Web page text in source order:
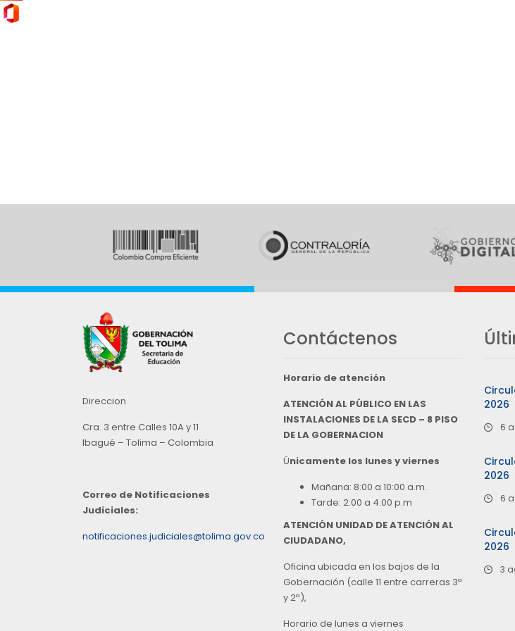
Direccion
Cra. 3 entre Calles 10A y 11
Ibagué – Tolima – Colombia
Correo de Notificaciones
Judiciales:
notificaciones.judiciales@tolima.gov.co
Contáctenos
Horario de atención
ATENCIÓN AL PÚBLICO EN LAS
INSTALACIONES DE LA SECD – 8 PISO
DE LA GOBERNACION
Únicamente los lunes y viernes
Mañana: 8:00 a 10:00 a.m.
Tarde: 2:00 a 4:00 p.m
ATENCIÓN UNIDAD DE ATENCIÓN AL
CIUDADANO,
Oficina ubicada en los bajos de la
Gobernación (calle 11 entre carreras 3ª
y 2ª),
Horario de lunes a viernes
2026
6
2026
6
2026
3